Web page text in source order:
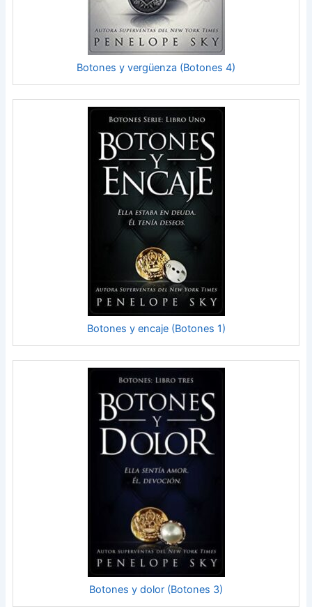
Botones y vergüenza (Botones 4)
Botones y encaje (Botones 1)
Botones y dolor (Botones 3)